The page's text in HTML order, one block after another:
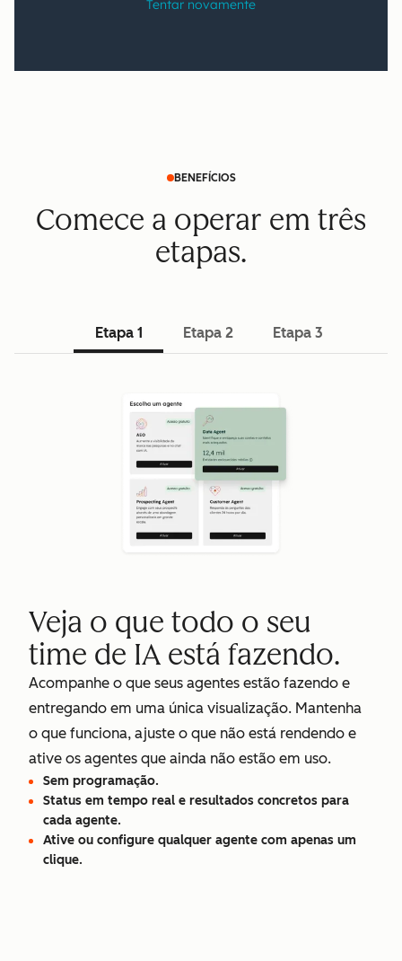
BENEFÍCIOS
Comece a operar em três
etapas.
Etapa 1 Etapa 2 Etapa 3
Veja o que todo o seu
time de IA está fazendo.
Acompanhe o que seus agentes estão fazendo e
entregando em uma única visualização. Mantenha
o que funciona, ajuste o que não está rendendo e
ative os agentes que ainda não estão em uso.
Sem programação.
Status em tempo real e resultados concretos para
cada agente.
Ative ou configure qualquer agente com apenas um
clique.